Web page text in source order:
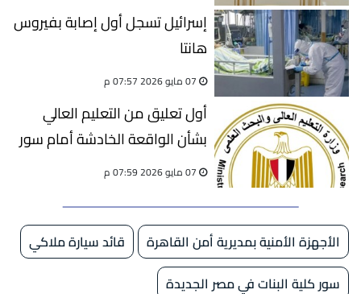
إسرائيل تسجل أول إصابة بفيروس
هانتا
07 مايو 2026 07:57 م
أول تعليق من التعليم العالي
بشأن الواقعة الخادشة أمام سور
كلية البنات بمصر الجديدة
07 مايو 2026 07:59 م
الأجهزة الأمنية بمديرية أمن القاهرة
قائد سيارة ملاكي
سور كلية البنات في مصر الجديدة